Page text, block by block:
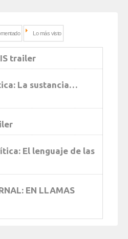
Lo más visto
trailer
La sustancia…
El lenguaje de las
EN LLAMAS